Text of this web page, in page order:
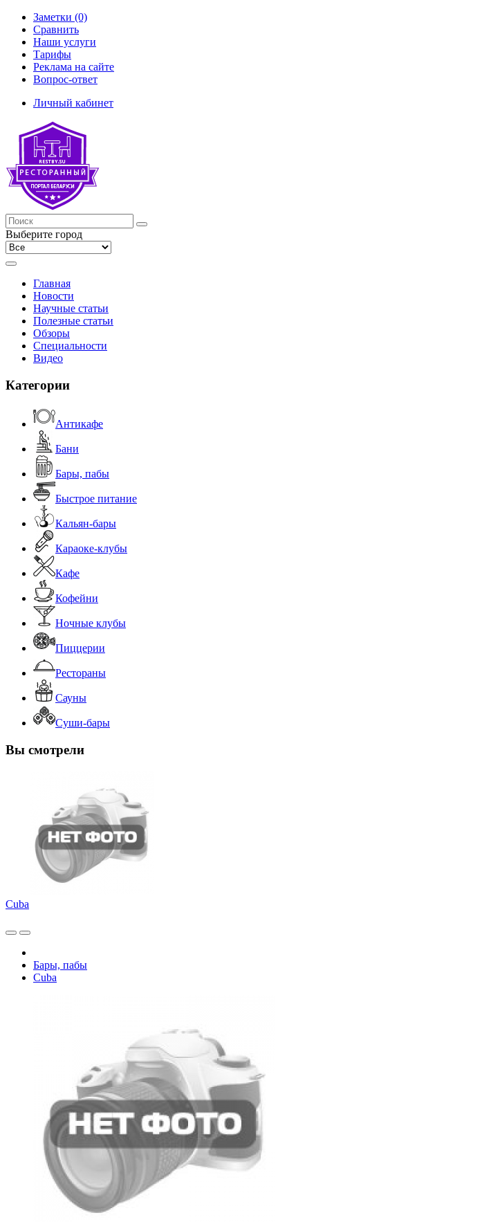
Заметки (0)
Сравнить
Наши услуги
Тарифы
Реклама на сайте
Вопрос-ответ
Личный кабинет
Выберите город
Главная
Новости
Научные статьи
Полезные статьи
Обзоры
Специальности
Видео
Категории
Антикафе
Бани
Бары, пабы
Быстрое питание
Кальян-бары
Караоке-клубы
Кафе
Кофейни
Ночные клубы
Пиццерии
Рестораны
Сауны
Суши-бары
Вы смотрели
Cuba
Бары, пабы
Cuba